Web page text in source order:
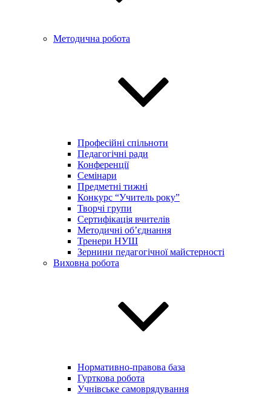
Методична робота
Професійні спільноти
Педагогічні ради
Конференції
Семінари
Предметні тижні
Конкурс “Учитель року”
Творчі групи
Сертифікація вчителів
Методичні об’єднання
Тренери НУШ
Зернини педагогічної майстерності
Виховна робота
Нормативно-правова база
Гурткова робота
Учнівське самоврядування